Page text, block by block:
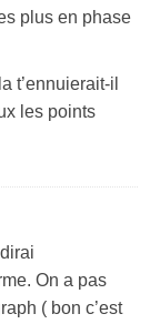
plus en phase
t’ennuierait-il
les points
On a pas
( bon c’est